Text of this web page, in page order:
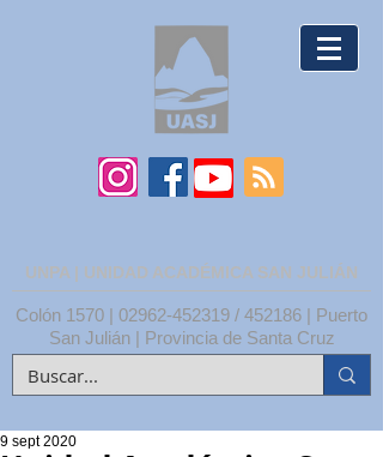
UNPA | UNIDAD ACADÉMICA SAN JULIÁN
Colón 1570 | 02962-452319 / 452186 | Puerto
San Julián | Provincia de Santa Cruz
9 sept 2020